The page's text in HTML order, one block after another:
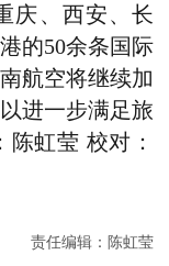
庆、西安、长
的50余条国际
航空将继续加
进一步满足旅
虹莹 校对：
责任编辑： 陈虹莹